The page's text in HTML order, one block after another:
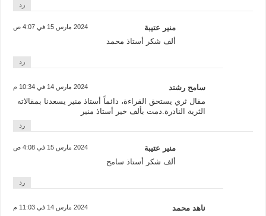
رد
منير عتيبة 2024 مارس 15 في 4:07 ص
ألف شكر أستاذ محمد
رد
سامح رشتد 2024 مارس 14 في 10:34 م
مقال ثري يستحق القراءة، دائماً أستاذ منير يسعدنا بمقالاته
الثرية النادرة.دمت بألف خير أستاذ منير
رد
منير عتيبة 2024 مارس 15 في 4:08 ص
ألف شكر أستاذ سامح
رد
ناهد محمد 2024 مارس 14 في 11:03 م